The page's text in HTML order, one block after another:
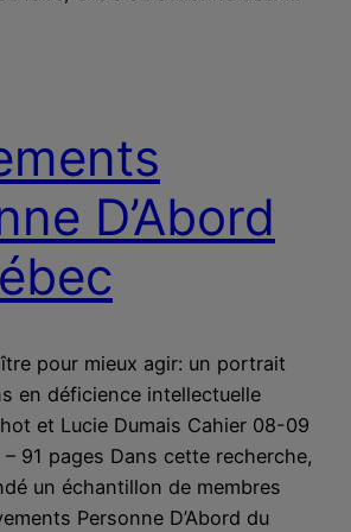
D’Abord
pour mieux agir: un portrait
en déficience intellectuelle
et Lucie Dumais Cahier 08-09
91 pages Dans cette recherche,
un échantillon de membres
Personne D’Abord du